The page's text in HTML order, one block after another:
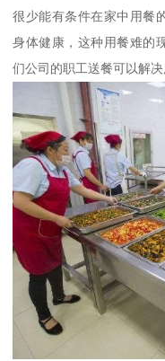
很少能有条件在家中用餐
身体健康，这种用餐难的
们公司的职工送餐可以解决